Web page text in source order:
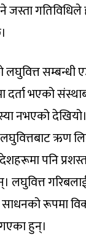
लघुवित्त
दर्ता भएको
नभएको
ऋण
पनि
लघुवित्त
साधनको रूपमा
हुन्।